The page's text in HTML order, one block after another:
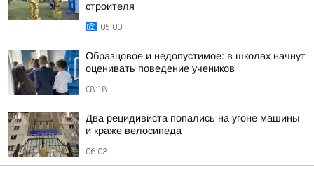
строителя
05:00
Образцовое и недопустимое: в школах начнут
оценивать поведение учеников
08:18
Два рецидивиста попались на угоне машины
и краже велосипеда
06:03